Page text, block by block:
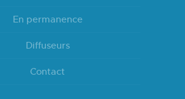
En permanence
Diffuseurs
Contact